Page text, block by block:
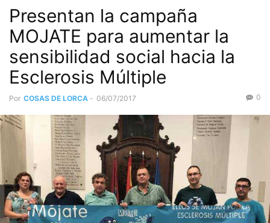
Presentan la campaña
MOJATE para aumentar la
sensibilidad social hacia la
Esclerosis Múltiple
Por COSAS DE LORCA - 06/07/2017 0